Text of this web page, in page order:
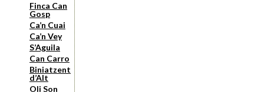
Finca Can
Gosp
Ca’n Cuai
Ca’n Vey
S’Aguila
Can Carro
Biniatzent
d’Alt
Oli Son